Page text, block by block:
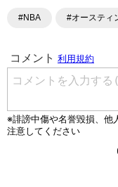
#NBA #オースティ